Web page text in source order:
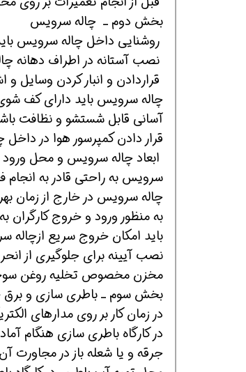
بخش دوم ـ چاله سرویس
روشنایی داخل چاله سرویس باید
نصب آستانه در اطراف دهانه
قراردادن و انبار کردن وسایل
چاله سرویس باید دارای کف
آسانی قابل شستشو و نظافت
قرار دادن کمپرسور هوا در
ابعاد چاله سرویس و محل ورود
سرویس به راحتی قادر به انجام
چاله سرویس در خارج از زمان
به منظور ورود و خروج کارگران
باید امكان خروج سریع ازچاله
نصب آیینه برای جلوگیری از
مخزن مخصوص تخلیه روغن
بخش سوم ـ باطری سازی و برق
در زمان کار بر روی مدارهای
در کارگاه باطری سازی هنگام
جرقه و یا شعله باز در مجاورت